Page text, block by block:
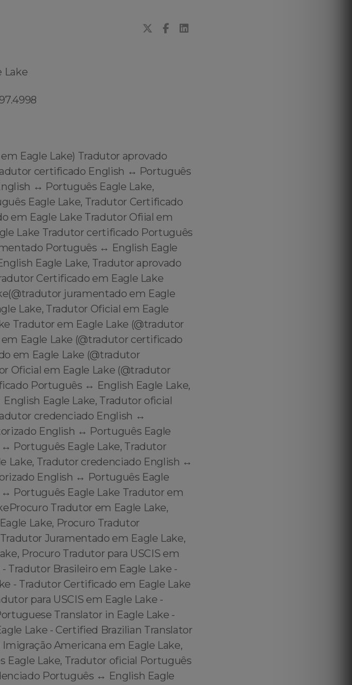
Lake
Eagle Lake) Tradutor aprovado
certificado English ↔️ Português
↔️ Português Eagle Lake,
Eagle Lake, Tradutor Certificado
em Eagle Lake Tradutor Ofiial em
Lake Tradutor certificado Português
Português ↔️ English Eagle
Eagle Lake, Tradutor aprovado
Certificado em Eagle Lake
juramentado em Eagle
Lake, Tradutor Oficial em Eagle
Tradutor em Eagle Lake (@tradutor
Eagle Lake (@tradutor certificado
em Eagle Lake (@tradutor
Oficial em Eagle Lake (@tradutor
Português ↔️ English Eagle Lake,
Eagle Lake, Tradutor oficial
credenciado English ↔️
English ↔️ Português Eagle
Português Eagle Lake, Tradutor
Lake, Tradutor credenciado English ↔️
English ↔️ Português Eagle
Português Eagle Lake Tradutor em
Tradutor em Eagle Lake,
Lake, Procuro Tradutor
Juramentado em Eagle Lake,
Procuro Tradutor para USCIS em
Tradutor Brasileiro em Eagle Lake -
- Tradutor Certificado em Eagle Lake
para USCIS em Eagle Lake -
Translator in Eagle Lake -
Lake - Certified Brazilian Translator
Americana em Eagle Lake,
Lake, Tradutor oficial Português
Português ↔️ English Eagle